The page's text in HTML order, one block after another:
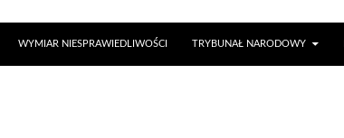
WYMIAR NIESPRAWIEDLIWOŚCI TRYBUNAŁ NARODOWY